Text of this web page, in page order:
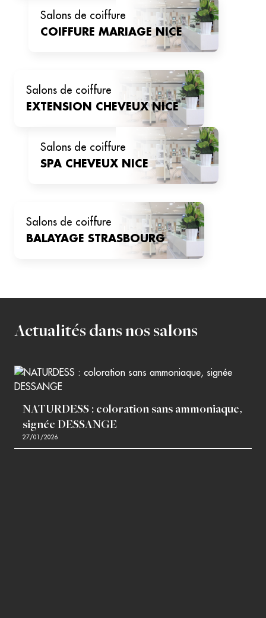
salons de coiffure
COIFFURE MARIAGENICE
salons de coiffure
EXTENSION CHEVEUXNICE
salons de coiffure
SPA CHEVEUX NICE
salons de coiffure
BALAYAGE STRASBOURG
Actualités dans nos salons
NATURDESS : coloration sans ammoniaque,
signée DESSANGE
27/01/2026